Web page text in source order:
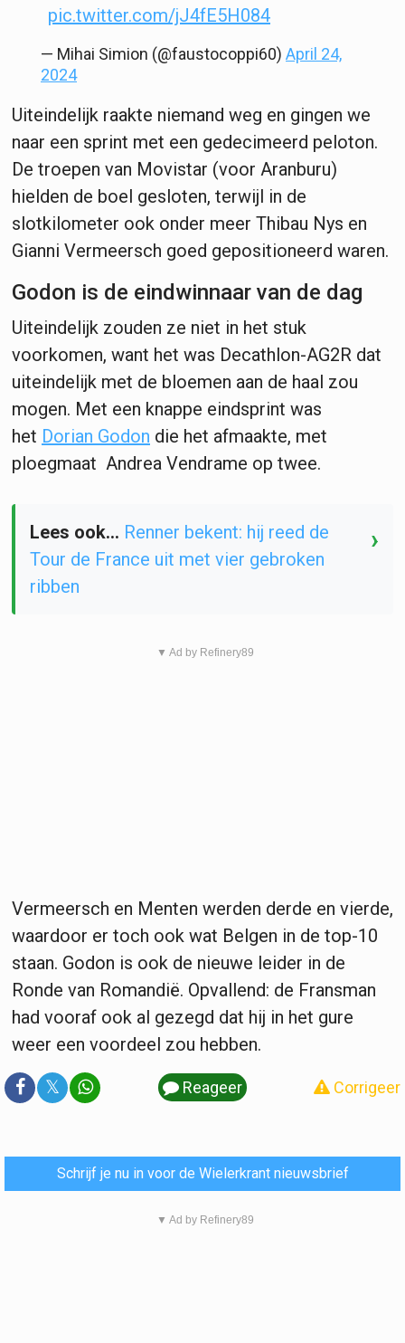
pic.twitter.com/jJ4fE5H084
— Mihai Simion (@faustocoppi60) April 24,
2024
Uiteindelijk raakte niemand weg en gingen we
naar een sprint met een gedecimeerd peloton.
De troepen van Movistar (voor Aranburu)
hielden de boel gesloten, terwijl in de
slotkilometer ook onder meer Thibau Nys en
Gianni Vermeersch goed gepositioneerd waren.
Godon is de eindwinnaar van de dag
Uiteindelijk zouden ze niet in het stuk
voorkomen, want het was Decathlon-AG2R dat
uiteindelijk met de bloemen aan de haal zou
mogen. Met een knappe eindsprint was
het Dorian Godon die het afmaakte, met
ploegmaat Andrea Vendrame op twee.
Lees ook... Renner bekent: hij reed de
Tour de France uit met vier gebroken
ribben
›
▼ Ad by Refinery89
Vermeersch en Menten werden derde en vierde,
waardoor er toch ook wat Belgen in de top-10
staan. Godon is ook de nieuwe leider in de
Ronde van Romandië. Opvallend: de Fransman
had vooraf ook al gezegd dat hij in het gure
weer een voordeel zou hebben.
𝕏 Reageer Corrigeer
Schrijf je nu in voor de Wielerkrant nieuwsbrief
▼ Ad by Refinery89